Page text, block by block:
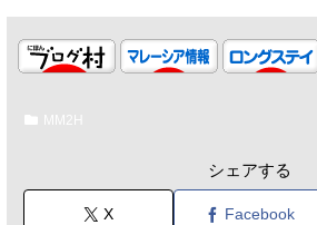
MM2H
シェアする
X Facebook